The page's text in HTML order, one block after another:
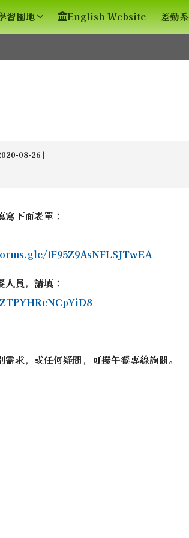
習園地 English Website 差勤
08-26 |
下面表單：
tF95Z9AsNFLSJTwEA
員，請填：
求，或任何疑問，可撥午餐專線詢問。